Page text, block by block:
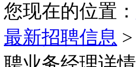
您现在的位置：
最新招聘信息 >